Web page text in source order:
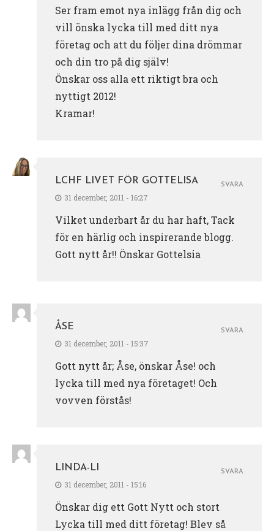
Ser fram emot nya inlägg från dig och
vill önska lycka till med ditt nya
företag och att du följer dina drömmar
och din tro på dig själv!
Önskar oss alla ett riktigt bra och
nyttigt 2012!
Kramar!
LCHF LIVET FÖR GOTTELISA
31 december, 2011 - 16:27
Vilket underbart år du har haft, Tack
för en härlig och inspirerande blogg.
Gott nytt år!! Önskar Gottelsia
SVARA
ÅSE
31 december, 2011 - 15:37
Gott nytt år; Åse, önskar Åse! och
lycka till med nya företaget! Och
vovven förstås!
SVARA
LINDA-LI
31 december, 2011 - 15:16
Önskar dig ett Gott Nytt och stort
Lycka till med ditt företag! Blev så
SVARA